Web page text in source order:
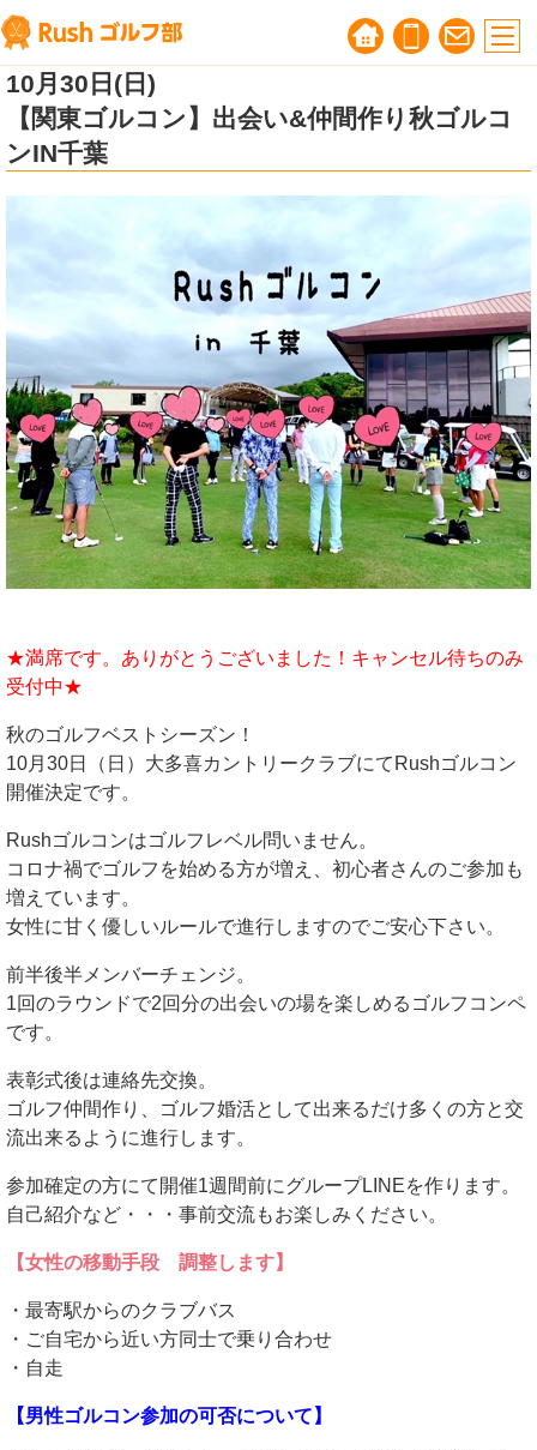
ゴルフ婚活無料相談会
｜ゴルフ好きのための
自然な出会いサポート
10月30日(日)
【関東ゴルコン】出会い&仲間作り秋ゴルコ
ンIN千葉
★満席です。ありがとうございました！キャンセル待ちのみ
受付中★
秋のゴルフベストシーズン！
10月30日（日）大多喜カントリークラブにてRushゴルコン
開催決定です。
Rushゴルコンはゴルフレベル問いません。
コロナ禍でゴルフを始める方が増え、初心者さんのご参加も
増えています。
女性に甘く優しいルールで進行しますのでご安心下さい。
前半後半メンバーチェンジ。
1回のラウンドで2回分の出会いの場を楽しめるゴルフコンペ
です。
表彰式後は連絡先交換。
ゴルフ仲間作り、ゴルフ婚活として出来るだけ多くの方と交
流出来るように進行します。
参加確定の方にて開催1週間前にグループLINEを作ります。
自己紹介など・・・事前交流もお楽しみください。
【女性の移動手段 調整します】
・最寄駅からのクラブバス
・ご自宅から近い方同士で乗り合わせ
・自走
【男性ゴルコン参加の可否について】